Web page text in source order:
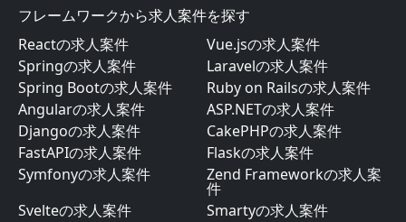
フレームワークから求人案件を探す
Reactの求人案件
Vue.jsの求人案件
Springの求人案件
Laravelの求人案件
Spring Bootの求人案件
Ruby on Railsの求人案件
Angularの求人案件
ASP.NETの求人案件
Djangoの求人案件
CakePHPの求人案件
FastAPIの求人案件
Flaskの求人案件
Symfonyの求人案件
Zend Frameworkの求人案
件
Svelteの求人案件
Smartyの求人案件